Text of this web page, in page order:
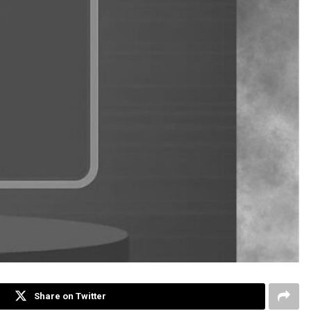
Share on Twitter